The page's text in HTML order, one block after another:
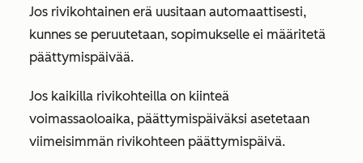
Jos rivikohtainen erä uusitaan automaattisesti,
kunnes se peruutetaan, sopimukselle ei määritetä
päättymispäivää.
Jos kaikilla rivikohteilla on kiinteä
voimassaoloaika, päättymispäiväksi asetetaan
viimeisimmän rivikohteen päättymispäivä.